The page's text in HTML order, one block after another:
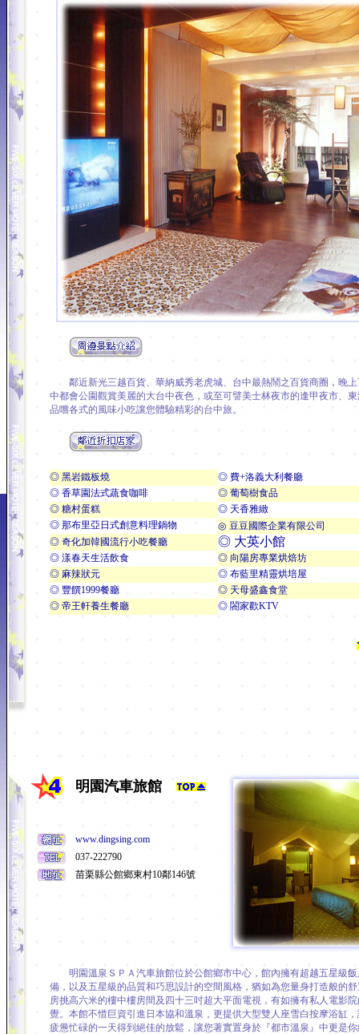
鄰近新光三越百貨、華納威秀老虎城、台中最熱鬧之百貨商圈，晚上
中都會公園觀賞美麗的大台中夜色，或至可譬美士林夜市的逢甲夜市、
品嚐各式的風味小吃讓您體驗精彩的台中旅。
◎ 黑岩鐵板燒
◎ 費+洛義大利餐廳
◎ 香草園法式蔬食咖啡
◎ 葡萄樹食品
◎ 糖村蛋糕
◎ 天香雅緻
◎ 那布里亞日式創意料理鍋物
◎ 豆豆國際企業有限公司
◎ 奇化加韓國流行小吃餐廳
◎ 大英小館
◎ 漾春天生活飲食
◎ 向陽房專業烘焙坊
◎ 麻辣狀元
◎ 布藍里精靈烘培屋
◎ 豐饌1999餐廳
◎ 天母盛鑫食堂
◎ 帝王軒養生餐廳
◎ 閤家歡KTV
明園汽車旅館
www.dingsing.com
037-222790
苗栗縣公館鄉東村10鄰146號
明園溫泉ＳＰＡ汽車旅館位於公館鄉市中心，館內擁有超越五星級飯
備，以及五星級的品質和巧思設計的空間風格，猶如為您量身打造般的
房挑高六米的樓中樓房間及四十三吋超大平面電視，有如擁有私人電影
覺。本館不惜巨資引進日本協和溫泉，更提供大型雙人座雪白按摩浴缸
疲憊忙碌的一天得到絕佳的放鬆，讓您著實置身於『都市溫泉』中更是